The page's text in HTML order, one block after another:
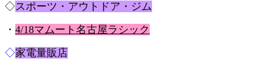
◇スポーツ・アウトドア・ジム
・ 4/18マムート名古屋ラシック
◇家電量販店